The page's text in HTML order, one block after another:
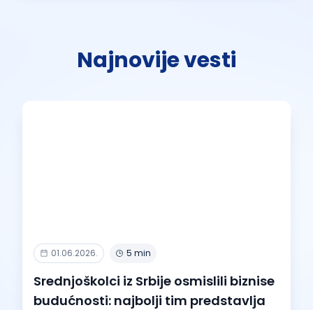
Najnovije vesti
01.06.2026. 5 min
Srednjoškolci iz Srbije osmislili biznise
budućnosti: najbolji tim predstavlja